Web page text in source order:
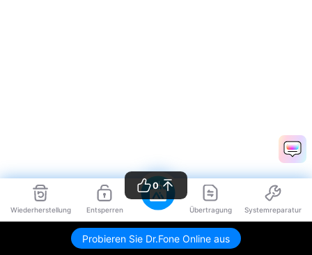
Wiederherstellung Entsperren Übertragung Systemreparatur
Probieren Sie Dr.Fone Online aus
0